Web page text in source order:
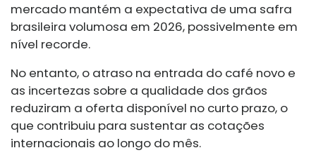
mercado mantém a expectativa de uma safra
brasileira volumosa em 2026, possivelmente em
nível recorde.
No entanto, o atraso na entrada do café novo e
as incertezas sobre a qualidade dos grãos
reduziram a oferta disponível no curto prazo, o
que contribuiu para sustentar as cotações
internacionais ao longo do mês.